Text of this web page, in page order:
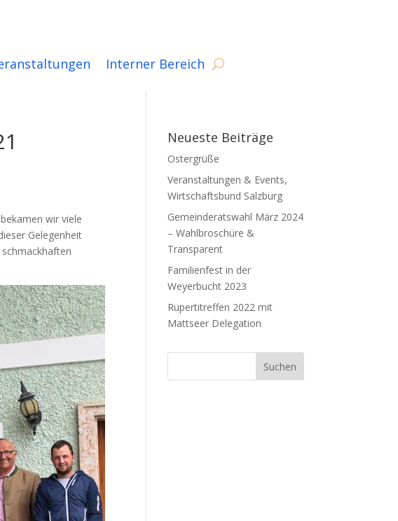
Interner Bereich
wir viele
Gelegenheit
Neueste Beiträge
Ostergrüße
Veranstaltungen & Events,
Wirtschaftsbund Salzburg
Gemeinderatswahl März 2024
– Wahlbroschüre &
Transparent
Familienfest in der
Weyerbucht 2023
Rupertitreffen 2022 mit
Mattseer Delegation